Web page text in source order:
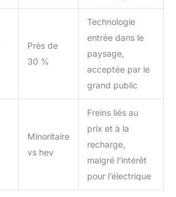
Près de
30 %
Technologie
entrée dans le
paysage,
acceptée par le
grand public
Minoritaire
vs hev
Freins liés au
prix et à la
recharge,
malgré l’intérêt
pour l’électrique